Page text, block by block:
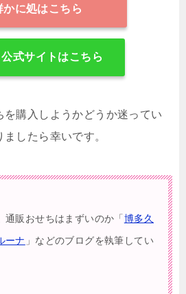
に処はこちら
式サイトはこちら
を購入しようかどうか迷ってい
したら幸いです。
通販おせちはまずいのか「博多久
ーナ 」などのブログを執筆してい